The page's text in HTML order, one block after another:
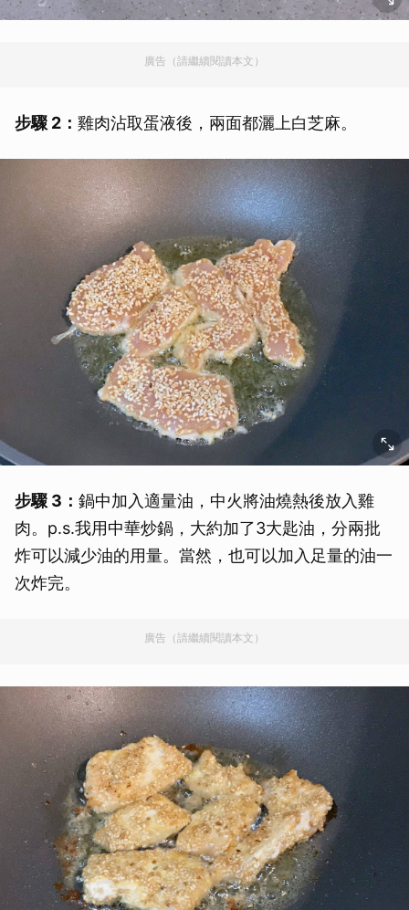
廣告（請繼續閱讀本文）
步驟 2： 雞肉沾取蛋液後，兩面都灑上白芝麻。
步驟 3： 鍋中加入適量油，中火將油燒熱後放入雞
肉。p.s.我用中華炒鍋，大約加了3大匙油，分兩批
炸可以減少油的用量。當然，也可以加入足量的油一
次炸完。
廣告（請繼續閱讀本文）